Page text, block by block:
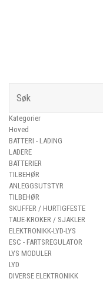
Kategorier
Hoved
BATTERI - LADING
LADERE
BATTERIER
TILBEHØR
ANLEGGSUTSTYR
TILBEHØR
SKUFFER / HURTIGFESTE
TAUE-KROKER / SJAKLER
ELEKTRONIKK-LYD-LYS
ESC - FARTSREGULATOR
LYS MODULER
LYD
DIVERSE ELEKTRONIKK